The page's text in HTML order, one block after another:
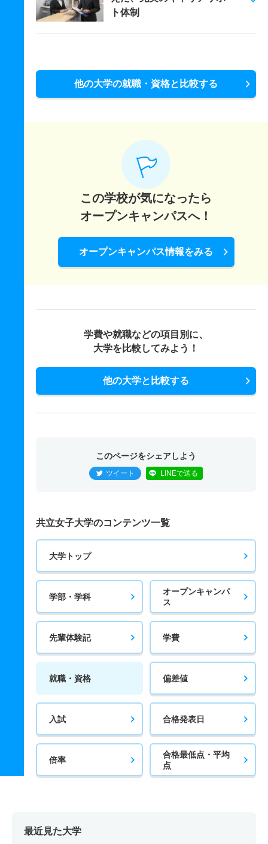
ト体制
他の大学の就職・資格と比較する
この学校が気になったら
オープンキャンパスへ！
オープンキャンパス情報をみる
学費や就職などの項目別に、
大学を比較してみよう！
他の大学と比較する
このページをシェアしよう
ツイート LINEで送る
共立女子大学のコンテンツ一覧
大学トップ
学部・学科
オープンキャンパ
ス
先輩体験記 学費
就職・資格 偏差値
入試 合格発表日
倍率
合格最低点・平均
点
最近見た大学